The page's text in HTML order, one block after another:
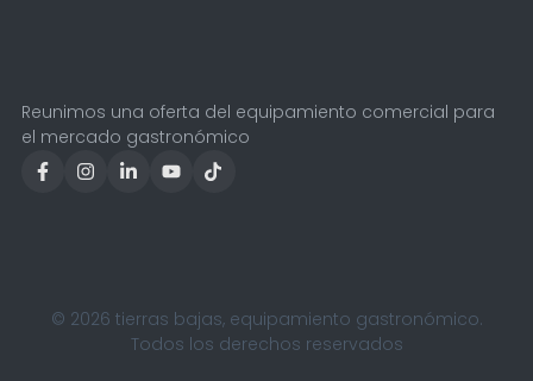
Reunimos una oferta del equipamiento comercial para
el mercado gastronómico
© 2026 tierras bajas, equipamiento gastronómico.
Todos los derechos reservados
¿Cómo calificarías tu experiencia?